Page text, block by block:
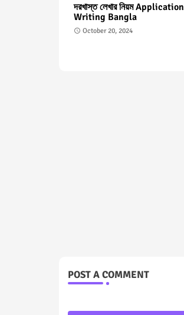
দরখাস্ত লেখার নিয়ম Application
Writing Bangla
October 20, 2024
POST A COMMENT